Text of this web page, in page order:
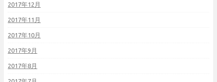
2017年12月
2017年11月
2017年10月
2017年9月
2017年8月